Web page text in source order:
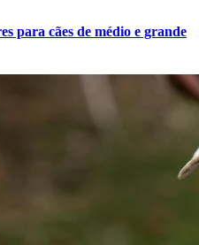
para cães de médio e grande